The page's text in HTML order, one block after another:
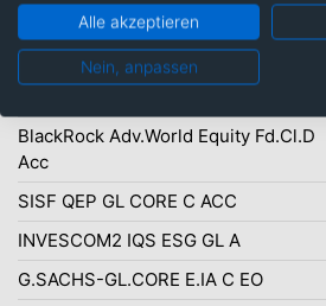
Top-Ten Titel
C-QUAD.GREENST.GL EQ.T
BlackRock Adv.World Equity Fd.Cl.D
Acc
SISF QEP GL CORE C ACC
INVESCOM2 IQS ESG GL A
G.SACHS-GL.CORE E.IA C EO
Alle akzeptieren
Nein, anpassen